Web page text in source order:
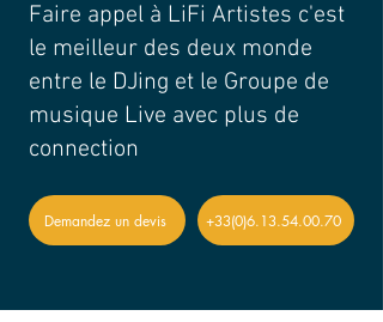
Faire appel à LiFi Artistes c'est
le meilleur des deux monde
entre le DJing et le Groupe de
musique Live avec plus de
connection
Demandez un devis +33(0)6.13.54.00.70